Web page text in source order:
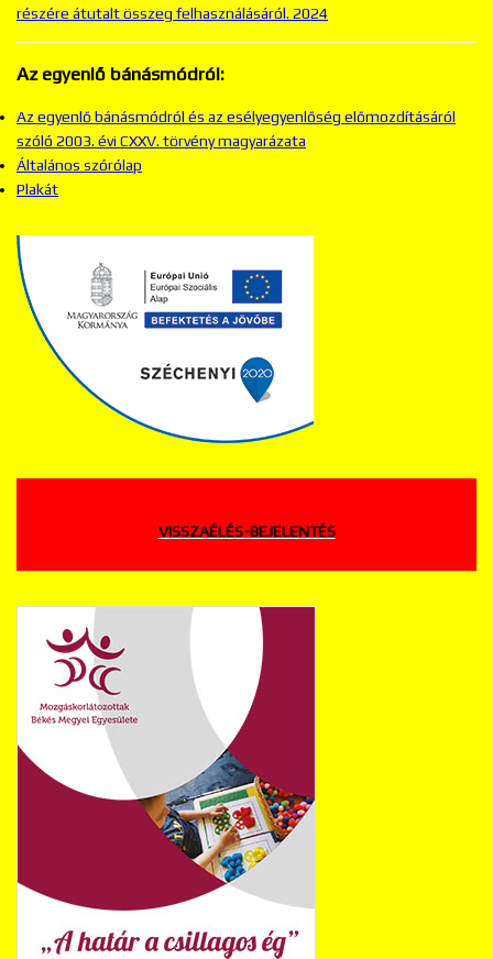
részére átutalt összeg felhasználásáról. 2024
Az egyenlő bánásmódról:
Az egyenlő bánásmódról és az esélyegyenlőség előmozdításáról
szóló 2003. évi CXXV. törvény magyarázata
Általános szórólap
Plakát
VISSZAÉLÉS-BEJELENTÉS